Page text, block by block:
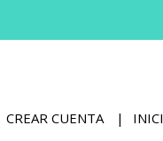
CREAR CUENTA